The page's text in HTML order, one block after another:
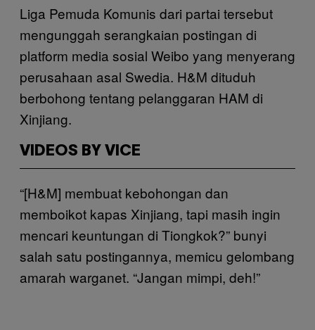
Liga Pemuda Komunis dari partai tersebut
mengunggah serangkaian postingan di
platform media sosial Weibo yang menyerang
perusahaan asal Swedia. H&M dituduh
berbohong tentang pelanggaran HAM di
Xinjiang.
VIDEOS BY VICE
“[H&M] membuat kebohongan dan
memboikot kapas Xinjiang, tapi masih ingin
mencari keuntungan di Tiongkok?” bunyi
salah satu postingannya, memicu gelombang
amarah warganet. “Jangan mimpi, deh!”